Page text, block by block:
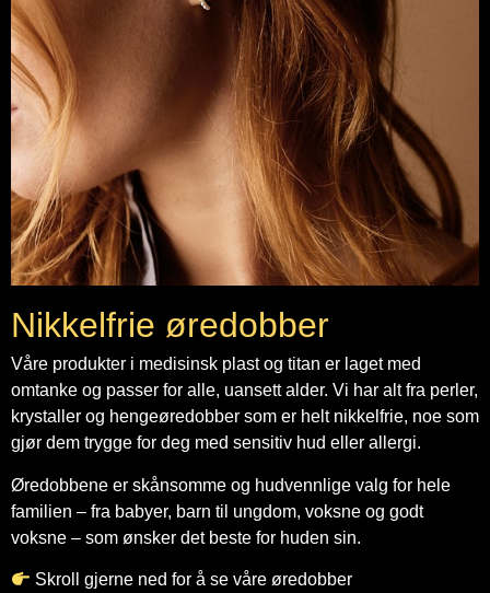
Nikkelfrie øredobber
Våre produkter i medisinsk plast og titan er laget med
omtanke og passer for alle, uansett alder. Vi har alt fra perler,
krystaller og hengeøredobber som er helt nikkelfrie, noe som
gjør dem trygge for deg med sensitiv hud eller allergi.
Øredobbene er skånsomme og hudvennlige valg for hele
familien – fra babyer, barn til ungdom, voksne og godt
voksne – som ønsker det beste for huden sin.
Skroll gjerne ned for å se våre øredobber